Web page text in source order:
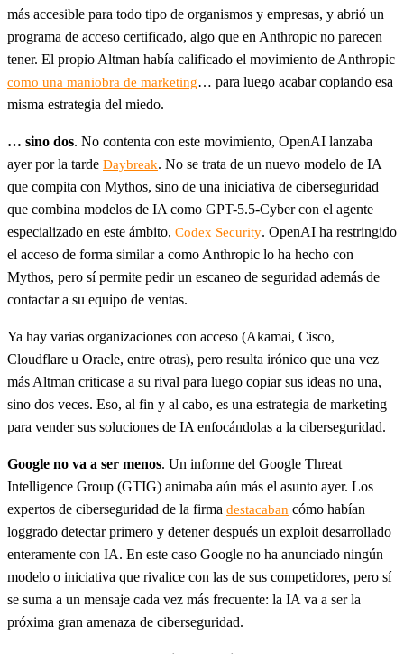
más accesible para todo tipo de organismos y empresas, y abrió un
programa de acceso certificado, algo que en Anthropic no parecen
tener. El propio Altman había calificado el movimiento de Anthropic
como una maniobra de marketing… para luego acabar copiando esa
misma estrategia del miedo.
… sino dos. No contenta con este movimiento, OpenAI lanzaba
ayer por la tarde Daybreak. No se trata de un nuevo modelo de IA
que compita con Mythos, sino de una iniciativa de ciberseguridad
que combina modelos de IA como GPT-5.5-Cyber con el agente
especializado en este ámbito, Codex Security. OpenAI ha restringido
el acceso de forma similar a como Anthropic lo ha hecho con
Mythos, pero sí permite pedir un escaneo de seguridad además de
contactar a su equipo de ventas.
Ya hay varias organizaciones con acceso (Akamai, Cisco,
Cloudflare u Oracle, entre otras), pero resulta irónico que una vez
más Altman criticase a su rival para luego copiar sus ideas no una,
sino dos veces. Eso, al fin y al cabo, es una estrategia de marketing
para vender sus soluciones de IA enfocándolas a la ciberseguridad.
Google no va a ser menos. Un informe del Google Threat
Intelligence Group (GTIG) animaba aún más el asunto ayer. Los
expertos de ciberseguridad de la firma destacaban cómo habían
loggrado detectar primero y detener después un exploit desarrollado
enteramente con IA. En este caso Google no ha anunciado ningún
modelo o iniciativa que rivalice con las de sus competidores, pero sí
se suma a un mensaje cada vez más frecuente: la IA va a ser la
próxima gran amenaza de ciberseguridad.